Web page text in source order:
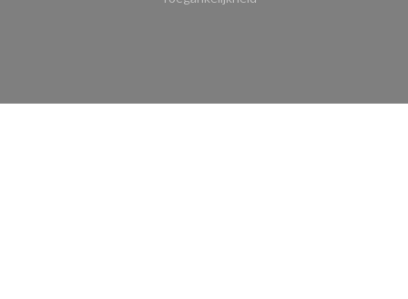
((opent in een nieuw venster))